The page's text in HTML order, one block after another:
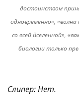
достоинством
одновременно»,
со всей Вселенной»,
биологии только
Слипер: Нет.